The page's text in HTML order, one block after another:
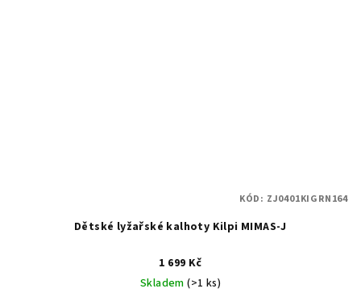
Dětské lyžařské kalhoty Kilpi MIMAS-J
1 699 Kč
Skladem(>1 ks)
KÓD: ZJ0401KIGRN164